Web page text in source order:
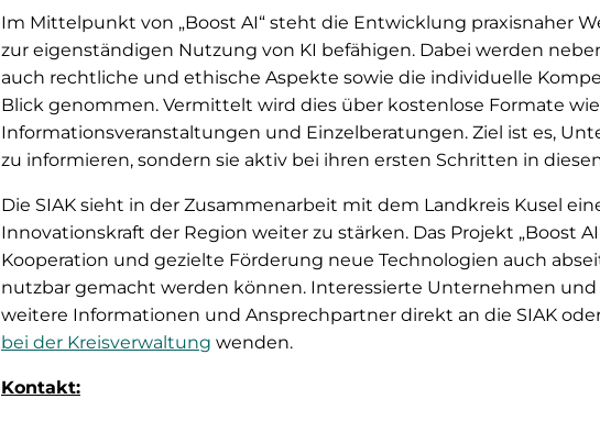
Im Mittelpunkt von „Boost AI“ steht die Entwicklung praxisnaher
zur eigenständigen Nutzung von KI befähigen. Dabei werden
auch rechtliche und ethische Aspekte sowie die individuelle
Blick genommen. Vermittelt wird dies über kostenlose Formate
Informationsveranstaltungen und Einzelberatungen. Ziel ist es,
zu informieren, sondern sie aktiv bei ihren ersten Schritten in
Die SIAK sieht in der Zusammenarbeit mit dem Landkreis Kusel
Innovationskraft der Region weiter zu stärken. Das Projekt „Boost
Kooperation und gezielte Förderung neue Technologien auch
nutzbar gemacht werden können. Interessierte Unternehmen
weitere Informationen und Ansprechpartner direkt an die SIAK
bei der Kreisverwaltung wenden.
Kontakt: